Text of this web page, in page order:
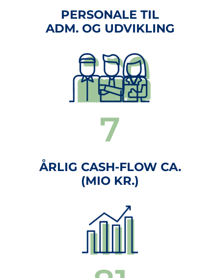
PERSONALE TIL
ADM. OG UDVIKLING
9
ÅRLIG CASH-FLOW CA.
(MIO KR.)